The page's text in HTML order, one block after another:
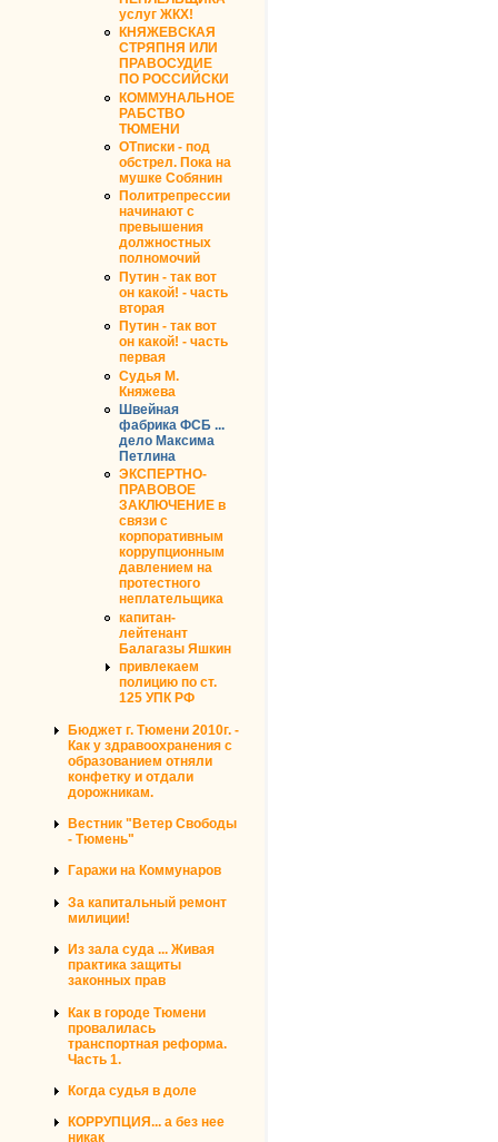
услуг ЖКХ!
КНЯЖЕВСКАЯ
СТРЯПНЯ ИЛИ
ПРАВОСУДИЕ
ПО РОССИЙСКИ
КОММУНАЛЬНОЕ
РАБСТВО
ТЮМЕНИ
ОТписки - под
обстрел. Пока на
мушке Собянин
Политрепрессии
начинают с
превышения
должностных
полномочий
Путин - так вот
он какой! - часть
вторая
Путин - так вот
он какой! - часть
первая
Судья М.
Княжева
Швейная
фабрика ФСБ ...
дело Максима
Петлина
ЭКСПЕРТНО-
ПРАВОВОЕ
ЗАКЛЮЧЕНИЕ в
связи с
корпоративным
коррупционным
давлением на
протестного
неплательщика
капитан-
лейтенант
Балагазы Яшкин
привлекаем
полицию по ст.
125 УПК РФ
Бюджет г. Тюмени 2010г. -
Как у здравоохранения с
образованием отняли
конфетку и отдали
дорожникам.
Вестник "Ветер Свободы
- Тюмень"
Гаражи на Коммунаров
За капитальный ремонт
милиции!
Из зала суда ... Живая
практика защиты
законных прав
Как в городе Тюмени
провалилась
транспортная реформа.
Часть 1.
Когда судья в доле
КОРРУПЦИЯ... а без нее
никак